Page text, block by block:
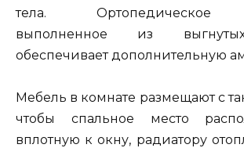
тела. Ортопедическое
выполненное из
обеспечивает дополнительную
Мебель в комнате размещают с
чтобы спальное место
вплотную к окну, радиатору